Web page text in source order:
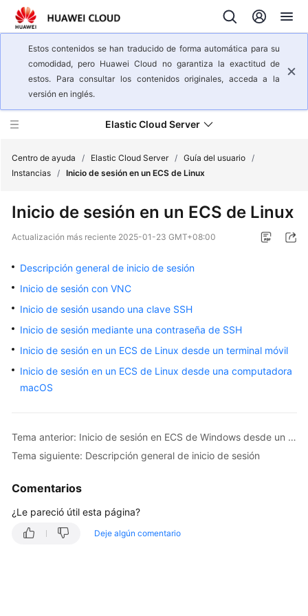
Estos contenidos se han traducido de forma automática para su
comodidad, pero Huawei Cloud no garantiza la exactitud de
estos. Para consultar los contenidos originales, acceda a la
versión en inglés.
Elastic Cloud Server
general
del
iniciales
Guía
usuario
Instancias
de
compra
de
Centro de ayuda / Elastic Cloud Server / Guía del usuario /
Instancias / Inicio de sesión en un ECS de Linux
Inicio de sesión en un ECS de Linux
Actualización más reciente 2025-01-23 GMT+08:00
Descripción general de inicio de sesión
Inicio de sesión con VNC
Inicio de sesión usando una clave SSH
Inicio de sesión mediante una contraseña de SSH
Inicio de sesión en un ECS de Linux desde un terminal móvil
Inicio de sesión en un ECS de Linux desde una computadora
macOS
Tema anterior: Inicio de sesión en ECS de Windows desde un Mac
Tema siguiente: Descripción general de inicio de sesión
Comentarios
¿Le pareció útil esta página?
Deje algún comentario